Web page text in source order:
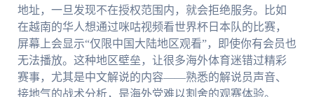
地址，一旦发现不在授权范围内，就会拒绝服务。比如
在越南的华人想通过咪咕视频看世界杯日本队的比赛，
屏幕上会显示“仅限中国大陆地区观看”，即使你有会员也
无法播放。这种地区壁垒，让很多海外体育迷错过精彩
赛事，尤其是中文解说的内容——熟悉的解说员声音、
接地气的战术分析，是海外党难以割舍的观赛体验。